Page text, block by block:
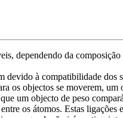
dependendo da
à compatibilidade dos
os objectos se moverem,
um objecto de peso
os átomos. Estas